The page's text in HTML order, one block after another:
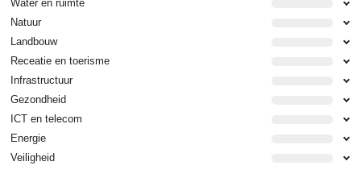
Water en ruimte
Natuur
Landbouw
Receatie en toerisme
Infrastructuur
Gezondheid
ICT en telecom
Energie
Veiligheid